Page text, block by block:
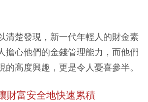
清楚發現，新一代年輕人的財金素
擔心他們的金錢管理能力，而他們
的高度興趣，更是令人憂喜參半。
財富安全地快速累積